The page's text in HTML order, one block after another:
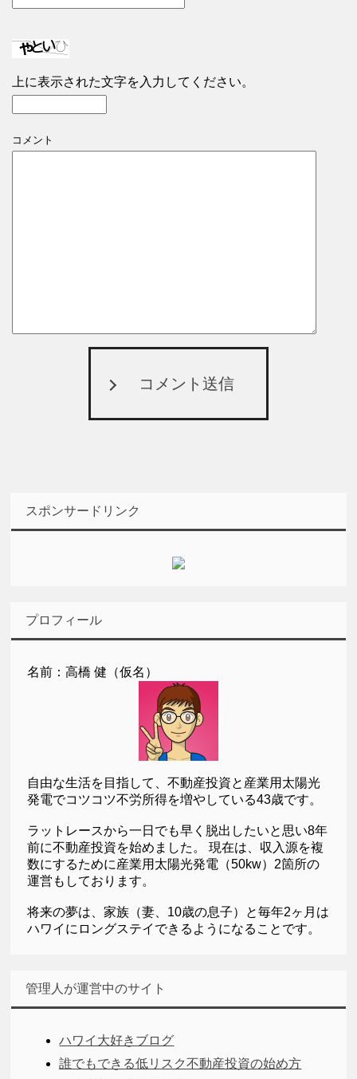
上に表示された文字を入力してください。
コメント
コメント送信
スポンサードリンク
プロフィール
名前：高橋 健（仮名）
自由な生活を目指して、不動産投資と産業用太陽光
発電でコツコツ不労所得を増やしている43歳です。
ラットレースから一日でも早く脱出したいと思い8年
前に不動産投資を始めました。 現在は、収入源を複
数にするために産業用太陽光発電（50kw）2箇所の
運営もしております。
将来の夢は、家族（妻、10歳の息子）と毎年2ヶ月は
ハワイにロングステイできるようになることです。
管理人が運営中のサイト
ハワイ大好きブログ
誰でもできる低リスク不動産投資の始め方